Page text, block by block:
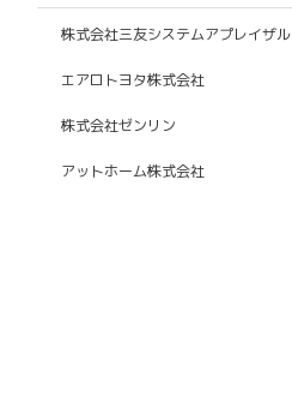
株式会社三友システムアプレイザル
エアロトヨタ株式会社
株式会社ゼンリン
アットホーム株式会社